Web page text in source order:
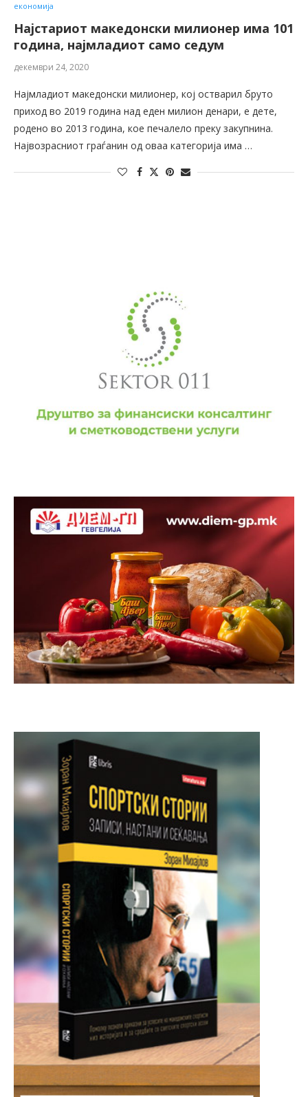
економија
Најстариот македонски милионер има 101
година, најмладиот само седум
декември 24, 2020
Најмладиот македонски милионер, кој остварил бруто
приход во 2019 година над еден милион денари, е дете,
родено во 2013 година, кое печалело преку закупнина.
Највозрасниот граѓанин од оваа категорија има …